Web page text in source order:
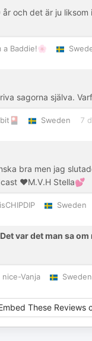
år och det är ju
a Baddie!🌸
sagorna själva.
Sweden 7
bra men jag
❤️M.V.H Stella💕
Sweden
var det man sa
nice-Vanja Sweden
These Reviews